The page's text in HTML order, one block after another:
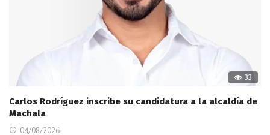
33
Carlos Rodríguez inscribe su candidatura a la alcaldía de
Machala
04/08/2026